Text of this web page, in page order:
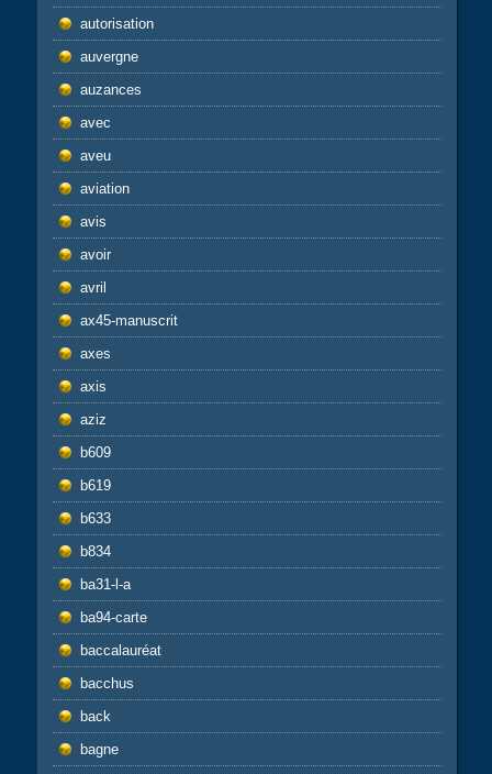
autorisation
auvergne
auzances
avec
aveu
aviation
avis
avoir
avril
ax45-manuscrit
axes
axis
aziz
b609
b619
b633
b834
ba31-l-a
ba94-carte
baccalauréat
bacchus
back
bagne